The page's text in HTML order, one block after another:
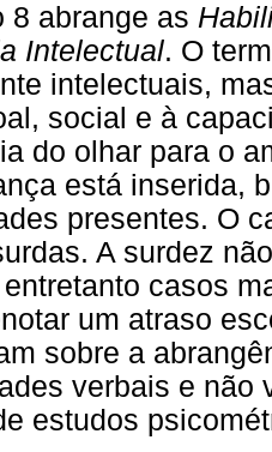
8 abrange as
Intelectual. O
intelectuais,
social e à
do olhar para o
está inserida,
presentes. O
A surdez
casos
um atraso
sobre a
verbais e não
estudos